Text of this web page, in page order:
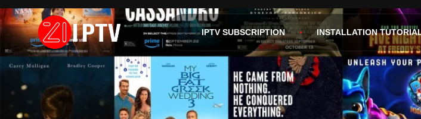
IPTV SUBSCRIPTION INSTALLATION